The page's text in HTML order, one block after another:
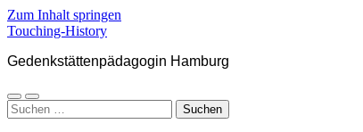
Zum Inhalt springen
Touching-History
Gedenkstättenpädagogin Hamburg
Mobile-
Menü
Suchfeld
ein-/ausblenden
Suchen
nach: